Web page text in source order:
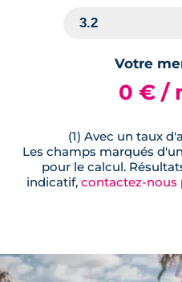
Votre
0 € /
(1) Avec un taux
Les champs marqués
pour le calcul.
indicatif, contactez-nous